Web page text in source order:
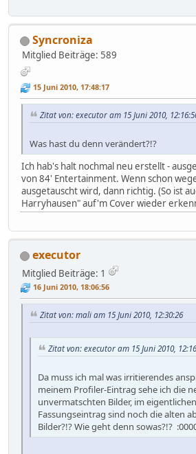
Syncroniza
Mitglied Beiträge: 589
15 Juni 2010, 17:48:17
Zitat von: executor am 15 Juni 2010,
Was hast du denn verändert?!?
Ich hab's halt nochmal neu erstellt -
von 84' Entertainment. Wenn schon
ausgetauscht wird, dann richtig. (So ist
Harryhausen" auf'm Cover wieder
executor
Mitglied Beiträge: 1
16 Juni 2010, 18:06:56
Zitat von: mali am 15 Juni 2010, 12:30:26
Zitat von: executor am 15 Juni 2010,
Da muss ich mal was irritierendes
meinem Profiler-Eintrag sehe ich die
unvermatschten Bilder, im eigentlichen
Fassungseintrag sind noch die alten
Bilder?!? Wie geht denn sowas?!?